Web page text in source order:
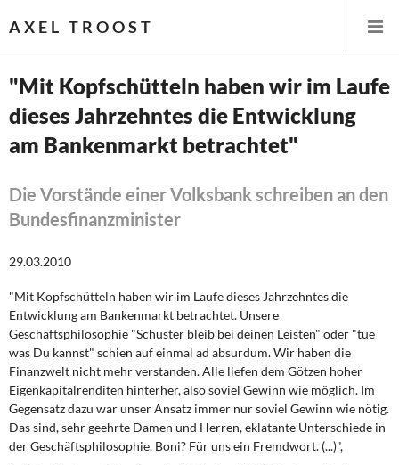
AXEL TROOST
Startseite
Leitlinien linker Wirtschafts- und Finanzpolitik
Öffentliche Infrastruktur und Daseinsvorsorge
Eurokrise und Griechenland
DIE LINKE
Weitere Themen
"Mit Kopfschütteln haben wir im Laufe
dieses Jahrzehntes die Entwicklung
am Bankenmarkt betrachtet"
Die Vorstände einer Volksbank schreiben an den
Bundesfinanzminister
29.03.2010
"Mit Kopfschütteln haben wir im Laufe dieses Jahrzehntes die
Entwicklung am Bankenmarkt betrachtet. Unsere
Geschäftsphilosophie "Schuster bleib bei deinen Leisten" oder "tue
was Du kannst" schien auf einmal ad absurdum. Wir haben die
Finanzwelt nicht mehr verstanden. Alle liefen dem Götzen hoher
Eigenkapitalrenditen hinterher, also soviel Gewinn wie möglich. Im
Gegensatz dazu war unser Ansatz immer nur soviel Gewinn wie nötig.
Das sind, sehr geehrte Damen und Herren, eklatante Unterschiede in
der Geschäftsphilosophie. Boni? Für uns ein Fremdwort. (...)",